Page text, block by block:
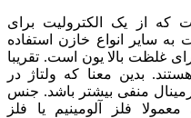
که از یک الکترولیت برای
سایر انواع خازن استفاده
غلظت بالا یون است. تقریبا
بدین معنا که ولتاژ در
منفی بیشتر باشد. جنس
فلز آلومینیم یا فلز